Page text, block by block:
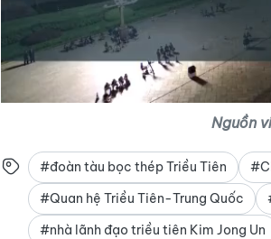
Nguồn
#đoàn tàu bọc thép Triều Tiên
#Quan hệ Triều Tiên-Trung Quốc
#nhà lãnh đạo triều tiên Kim Jong Un